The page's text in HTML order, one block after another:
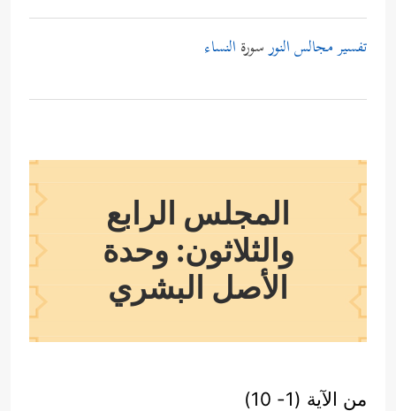
تفسير مجالس النورسورة النساء
المجلس الرابع
والثلاثون: وحدة
الأصل البشري
من الآية (1- 10)